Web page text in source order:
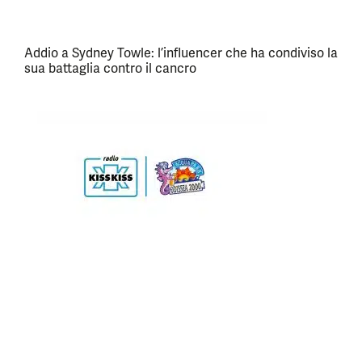
Addio a Sydney Towle: l’influencer che ha condiviso la
sua battaglia contro il cancro